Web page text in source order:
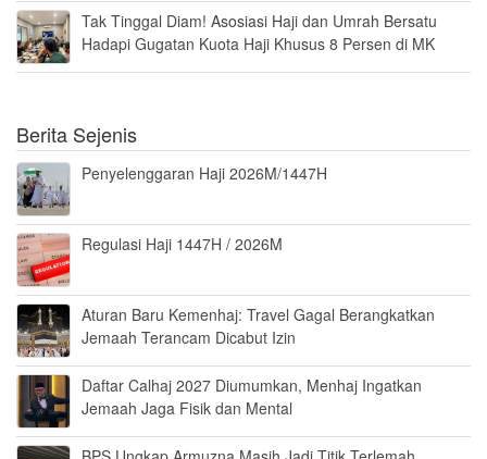
Tak Tinggal Diam! Asosiasi Haji dan Umrah Bersatu
Hadapi Gugatan Kuota Haji Khusus 8 Persen di MK
Berita Sejenis
Penyelenggaran Haji 2026M/1447H
Regulasi Haji 1447H / 2026M
Aturan Baru Kemenhaj: Travel Gagal Berangkatkan
Jemaah Terancam Dicabut Izin
Daftar Calhaj 2027 Diumumkan, Menhaj Ingatkan
Jemaah Jaga Fisik dan Mental